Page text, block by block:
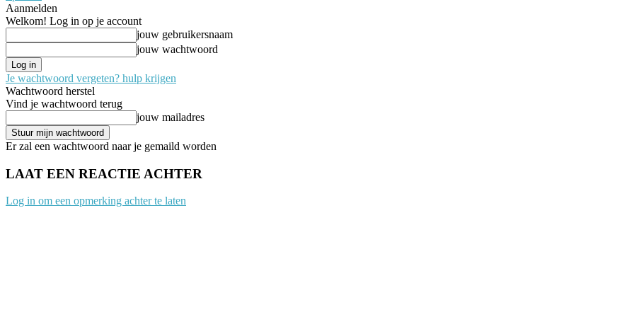
Aanmelden
Welkom! Log in op je account
jouw gebruikersnaam
jouw wachtwoord
Je wachtwoord vergeten? hulp krijgen
Wachtwoord herstel
Vind je wachtwoord terug
jouw mailadres
Er zal een wachtwoord naar je gemaild worden
LAAT EEN REACTIE ACHTER
Log in om een opmerking achter te laten